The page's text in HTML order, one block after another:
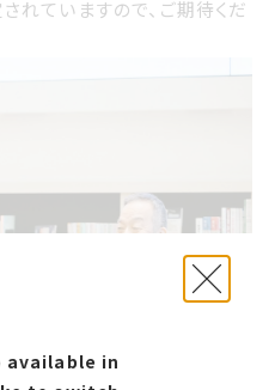
available in
DATは札幌の後には ニュー
ますので ご期待ください 藤
れていますので、ご期待くだ